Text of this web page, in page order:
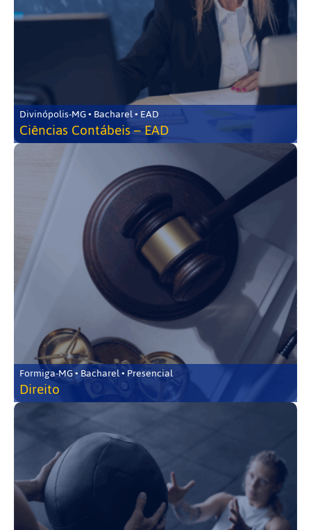
Divinópolis-MG • Bacharel • EAD
Ciências Contábeis – EAD
Formiga-MG • Bacharel • Presencial
Direito